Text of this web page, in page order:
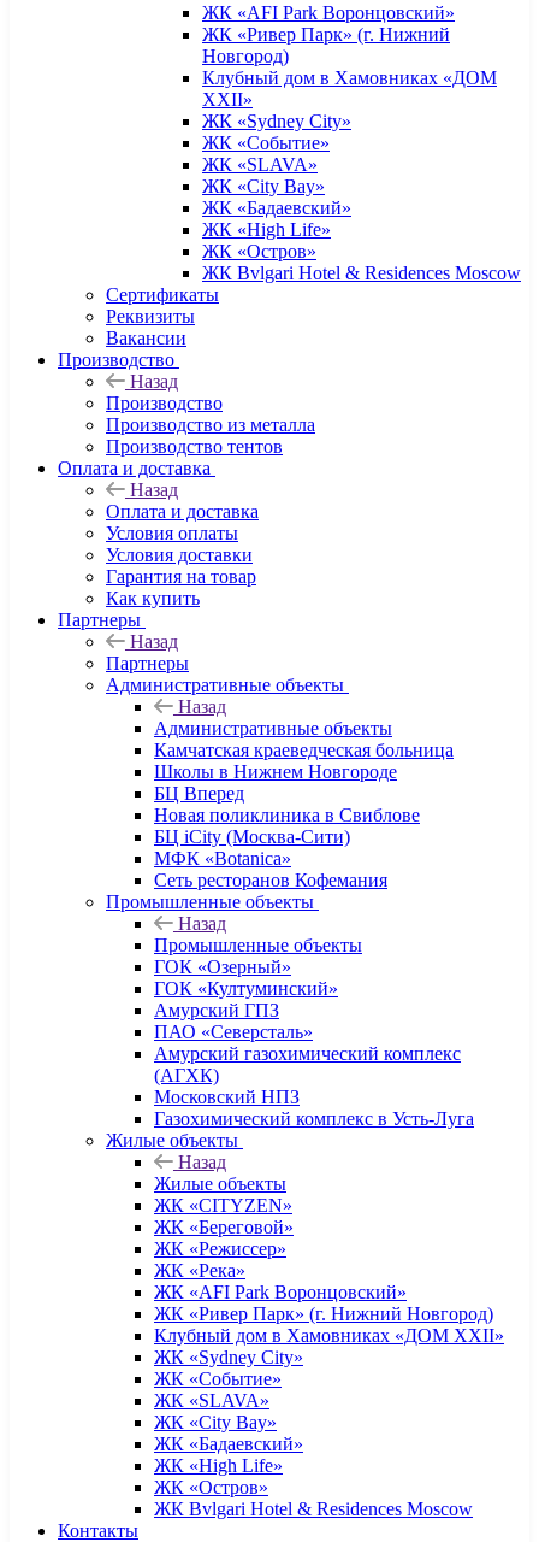
ЖК «AFI Park Воронцовский»
ЖК «Ривер Парк» (г. Нижний
Новгород)
Клубный дом в Хамовниках «ДОМ
XXII»
ЖК «Sydney City»
ЖК «Событие»
ЖК «SLAVA»
ЖК «City Bay»
ЖК «Бадаевский»
ЖК «High Life»
ЖК «Остров»
ЖК Bvlgari Hotel & Residences Moscow
Сертификаты
Реквизиты
Вакансии
Производство
Назад
Производство
Производство из металла
Производство тентов
Оплата и доставка
Назад
Оплата и доставка
Условия оплаты
Условия доставки
Гарантия на товар
Как купить
Партнеры
Назад
Партнеры
Административные объекты
Назад
Административные объекты
Камчатская краеведческая больница
Школы в Нижнем Новгороде
БЦ Вперед
Новая поликлиника в Свиблове
БЦ iCity (Москва-Сити)
МФК «Botanica»
Сеть ресторанов Кофемания
Промышленные объекты
Назад
Промышленные объекты
ГОК «Озерный»
ГОК «Култуминский»
Амурский ГПЗ
ПАО «Северсталь»
Амурский газохимический комплекс
(АГХК)
Московский НПЗ
Газохимический комплекс в Усть-Луга
Жилые объекты
Назад
Жилые объекты
ЖК «CITYZEN»
ЖК «Береговой»
ЖК «Режиссер»
ЖК «Река»
ЖК «AFI Park Воронцовский»
ЖК «Ривер Парк» (г. Нижний Новгород)
Клубный дом в Хамовниках «ДОМ XXII»
ЖК «Sydney City»
ЖК «Событие»
ЖК «SLAVA»
ЖК «City Bay»
ЖК «Бадаевский»
ЖК «High Life»
ЖК «Остров»
ЖК Bvlgari Hotel & Residences Moscow
Контакты